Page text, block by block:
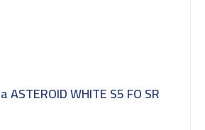
WHITE S5 FO SR